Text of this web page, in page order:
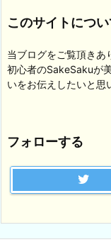
このサイトについ
当ブログをご覧頂きあ
初心者のSakeSakuが
いをお伝えしたいと思
フォローする